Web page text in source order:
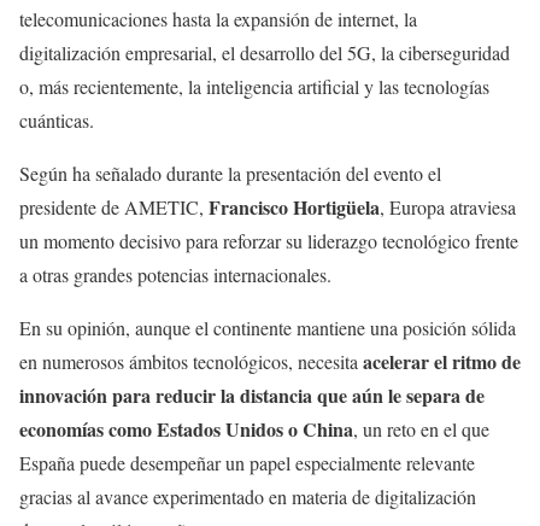
telecomunicaciones hasta la expansión de internet, la
digitalización empresarial, el desarrollo del 5G, la ciberseguridad
o, más recientemente, la inteligencia artificial y las tecnologías
cuánticas.
Según ha señalado durante la presentación del evento el
presidente de AMETIC, Francisco Hortigüela, Europa atraviesa
un momento decisivo para reforzar su liderazgo tecnológico frente
a otras grandes potencias internacionales.
En su opinión, aunque el continente mantiene una posición sólida
en numerosos ámbitos tecnológicos, necesita acelerar el ritmo de
innovación para reducir la distancia que aún le separa de
economías como Estados Unidos o China, un reto en el que
España puede desempeñar un papel especialmente relevante
gracias al avance experimentado en materia de digitalización